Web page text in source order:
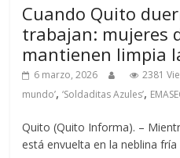
Cuando Quito
trabajan: mujeres
mantienen limpia
6 marzo, 2026 2381
mundo’,‘Soldaditas Azules’,
Quito (Quito Informa). –
está envuelta en la neblina